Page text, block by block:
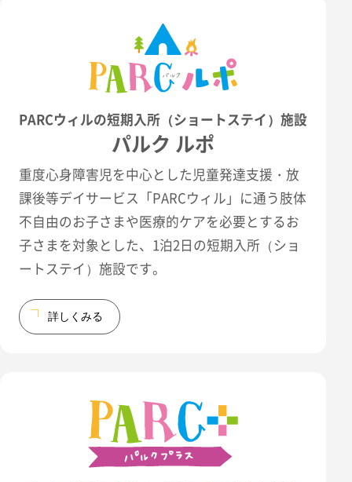
PARCウィルの短期入所（ショートステイ）施設
パルク ルポ
重度心身障害児を中心とした児童発達支援・放
課後等デイサービス「PARCウィル」に通う肢体
不自由のお子さまや医療的ケアを必要とするお
子さまを対象とした、1泊2日の短期入所（ショ
ートステイ）施設です。
詳しくみる